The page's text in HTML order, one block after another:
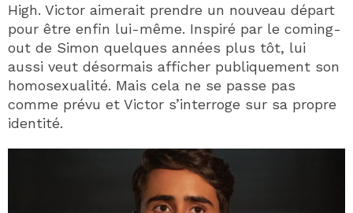
High. Victor aimerait prendre un nouveau départ
pour être enfin lui-même. Inspiré par le coming-
out de Simon quelques années plus tôt, lui
aussi veut désormais afficher publiquement son
homosexualité. Mais cela ne se passe pas
comme prévu et Victor s’interroge sur sa propre
identité.